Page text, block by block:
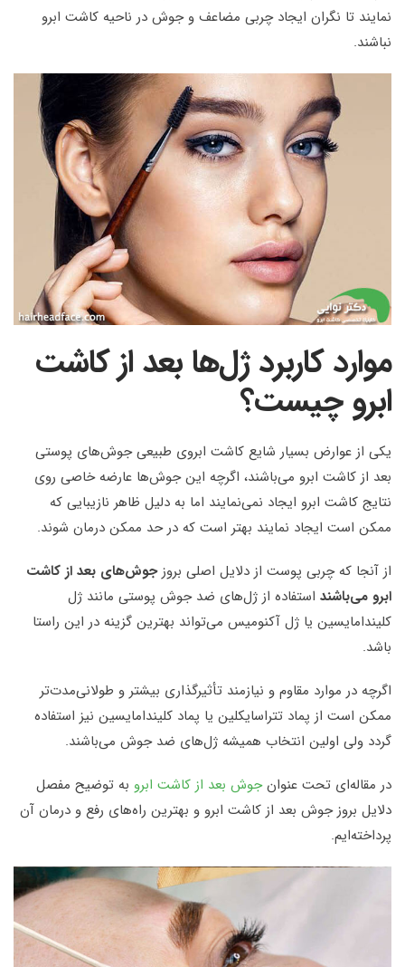
نمایند تا نگران ایجاد چربی مضاعف و جوش در ناحیه کاشت ابرو
نباشند.
موارد کاربرد ژل‌ها بعد از کاشت
ابرو چیست؟
یکی از عوارض بسیار شایع کاشت ابروی طبیعی جوش‌های پوستی
بعد از کاشت ابرو می‌باشند، اگرچه این جوش‌ها عارضه خاصی روی
نتایج کاشت ابرو ایجاد نمی‌نمایند اما به دلیل ظاهر نازیبایی که
ممکن است ایجاد نمایند بهتر است که در حد ممکن درمان شوند.
از آنجا که چربی پوست از دلایل اصلی بروزجوش‌های بعد از کاشت
ابرو می‌باشند استفاده از ژل‌های ضد جوش پوستی مانند ژل
کلیندامایسین یا ژل آکنومیس می‌تواند بهترین گزینه در این راستا
باشد.
اگرچه در موارد مقاوم و نیازمند تأثیرگذاری بیشتر و طولانی‌مدت‌تر
ممکن است از پماد تتراسایکلین یا پماد کلیندامایسین نیز استفاده
گردد ولی اولین انتخاب همیشه ژل‌های ضد جوش می‌باشند.
در مقاله‌ای تحت عنوانجوش بعد از کاشت ابرو به توضیح مفصل
دلایل بروز جوش بعد از کاشت ابرو و بهترین راه‌های رفع و درمان آن
پرداخته‌ایم.